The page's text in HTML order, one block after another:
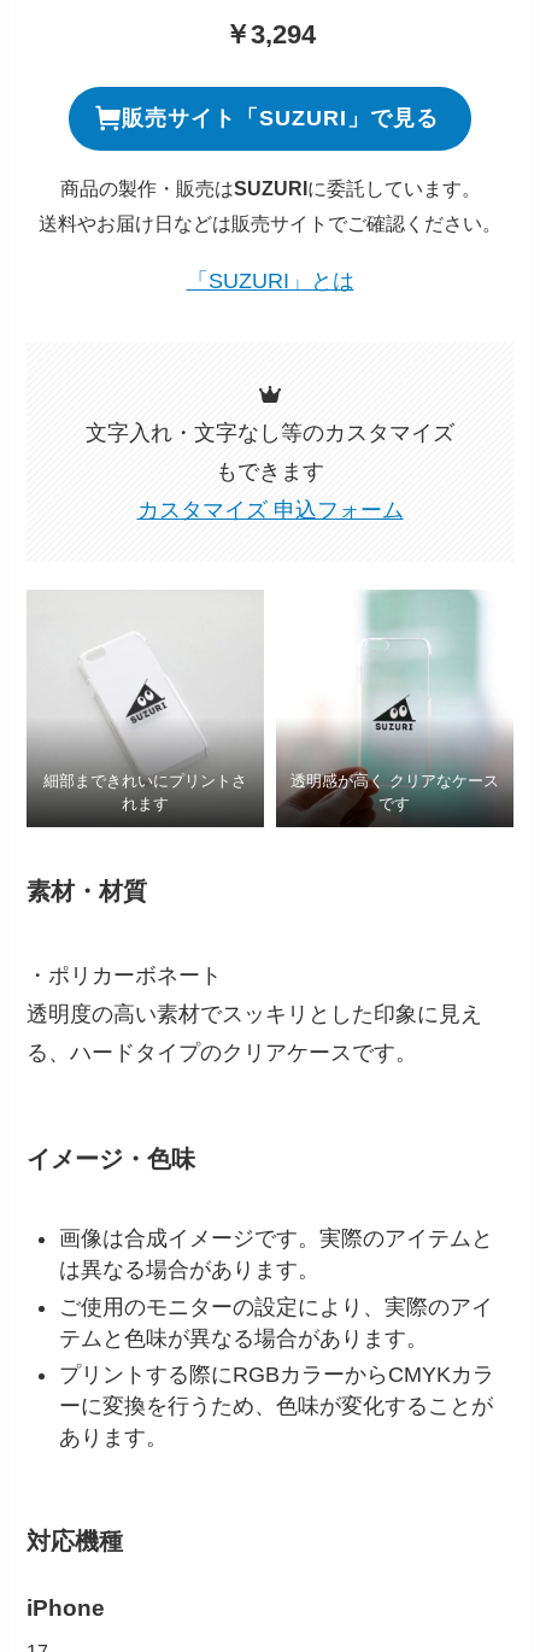
￥3,294
販売サイト「SUZURI」で見る
商品の製作・販売はSUZURI に委託しています。
送料やお届け日などは販売サイトでご確認ください。
「SUZURI」とは
文字入れ・文字なし等のカスタマイズ
もできます
カスタマイズ 申込フォーム
細部まできれいにプリントさ
れます
透明感が高く クリアなケース
です
素材・材質
・ポリカーボネート
透明度の高い素材でスッキリとした印象に見え
る、ハードタイプのクリアケースです。
イメージ・色味
画像は合成イメージです。実際のアイテムと
は異なる場合があります。
ご使用のモニターの設定により、実際のアイ
テムと色味が異なる場合があります。
プリントする際にRGBカラーからCMYKカラ
ーに変換を行うため、色味が変化することが
あります。
対応機種
iPhone